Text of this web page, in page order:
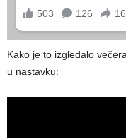
Kako je to izgledalo
u nastavku: